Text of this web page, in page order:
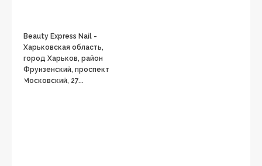
Beauty Express Nail -
Харьковская область,
город Харьков, район
Фрунзенский, проспект
Московский, 27...